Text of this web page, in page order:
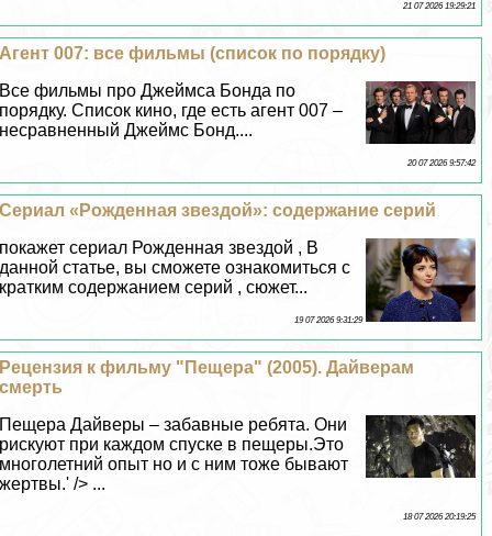
21 07 2026 19:29:21
Агент 007: все фильмы (список по порядку)
Все фильмы про Джеймса Бонда по
порядку. Список кино, где есть агент 007 –
несравненный Джеймс Бонд....
20 07 2026 9:57:42
Cериал «Рожденная звездой»: содержание серий
покажет сериал Рожденная звездой , В
данной статье, вы сможете ознакомиться с
кратким содержанием серий , сюжет...
19 07 2026 9:31:29
Рецензия к фильму "Пещера" (2005). Дайверам
cмepть
Пещера Дайверы – забавные ребята. Они
рискуют при каждом спуске в пещеры.Это
многолетний опыт но и с ним тоже бывают
жертвы.' /> ...
18 07 2026 20:19:25